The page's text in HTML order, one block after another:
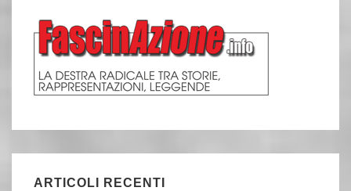
ARTICOLI RECENTI